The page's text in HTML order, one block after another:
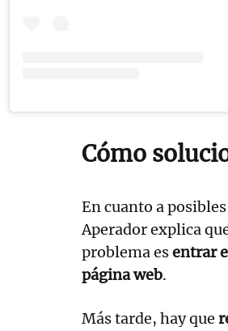
Cómo
En cuanto a
Aperador explica
problema esentrar
página web.
Más tarde, hay que